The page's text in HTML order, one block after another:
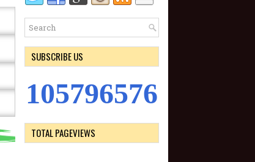
SUBSCRIBE US
105796576
TOTAL PAGEVIEWS